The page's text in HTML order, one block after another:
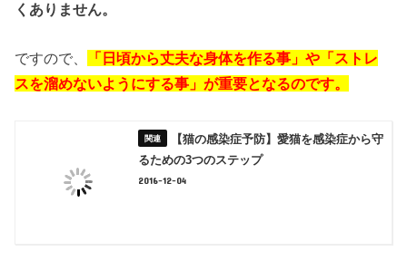
くありません。
ですので、
「日頃から丈夫な身体を作る事」や「ストレ
スを溜めないようにする事」が重要となるのです。
【猫の感染症予防】愛猫を感染症から守
るための3つのステップ
2016-12-04